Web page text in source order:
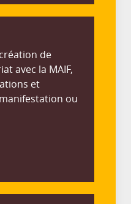
de
avec la MAIF,
et
ou